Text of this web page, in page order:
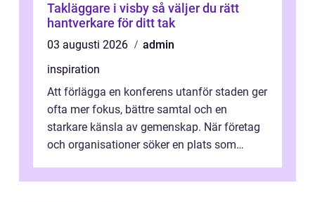
Takläggare i visby så väljer du rätt
hantverkare för ditt tak
03 augusti 2026
admin
inspiration
Att förlägga en konferens utanför staden ger
ofta mer fokus, bättre samtal och en
starkare känsla av gemenskap. När företag
och organisationer söker en plats som